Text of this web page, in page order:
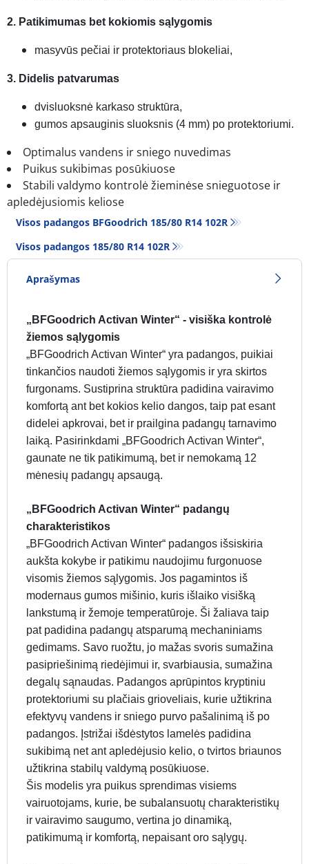
2. Patikimumas bet kokiomis sąlygomis
masyvūs pečiai ir protektoriaus blokeliai,
3. Didelis patvarumas
dvisluoksnė karkaso struktūra,
gumos apsauginis sluoksnis (4 mm) po protektoriumi.
Optimalus vandens ir sniego nuvedimas
Puikus sukibimas posūkiuose
Stabili valdymo kontrolė žieminėse snieguotose ir
apledėjusiomis keliose
Visos padangos BFGoodrich 185/80 R14 102R
Visos padangos‎ 185/80 R14 102R
Aprašymas
„BFGoodrich Activan Winter“ - visiška kontrolė
žiemos sąlygomis
„BFGoodrich Activan Winter“ yra padangos, puikiai
tinkančios naudoti žiemos sąlygomis ir yra skirtos
furgonams. Sustiprina struktūra padidina vairavimo
komfortą ant bet kokios kelio dangos, taip pat esant
didelei apkrovai, bet ir prailgina padangų tarnavimo
laiką. Pasirinkdami „BFGoodrich Activan Winter“,
gaunate ne tik patikimumą, bet ir nemokamą 12
mėnesių padangų apsaugą.
„BFGoodrich Activan Winter“ padangų
charakteristikos
„BFGoodrich Activan Winter“ padangos išsiskiria
aukšta kokybe ir patikimu naudojimu furgonuose
visomis žiemos sąlygomis. Jos pagamintos iš
modernaus gumos mišinio, kuris išlaiko visišką
lankstumą ir žemoje temperatūroje. Ši žaliava taip
pat padidina padangų atsparumą mechaniniams
gedimams. Savo ruožtu, jo mažas svoris sumažina
pasipriešinimą riedėjimui ir, svarbiausia, sumažina
degalų sąnaudas. Padangos aprūpintos kryptiniu
protektoriumi su plačiais grioveliais, kurie užtikrina
efektyvų vandens ir sniego purvo pašalinimą iš po
padangos. Įstrižai išdėstytos lamelės padidina
sukibimą net ant apledėjusio kelio, o tvirtos briaunos
užtikrina stabilų valdymą posūkiuose.
Šis modelis yra puikus sprendimas visiems
vairuotojams, kurie, be subalansuotų charakteristikų
ir vairavimo saugumo, vertina jo dinamiką,
patikimumą ir komfortą, nepaisant oro sąlygų.